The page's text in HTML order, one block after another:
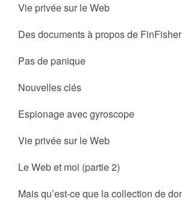
Vie privée sur le Web
Des documents à propos de FinFisher
Pas de panique
Nouvelles clés
Espionage avec gyroscope
Vie privée sur le Web
Le Web et moi (partie 2)
Mais qu’est-ce que la collection de